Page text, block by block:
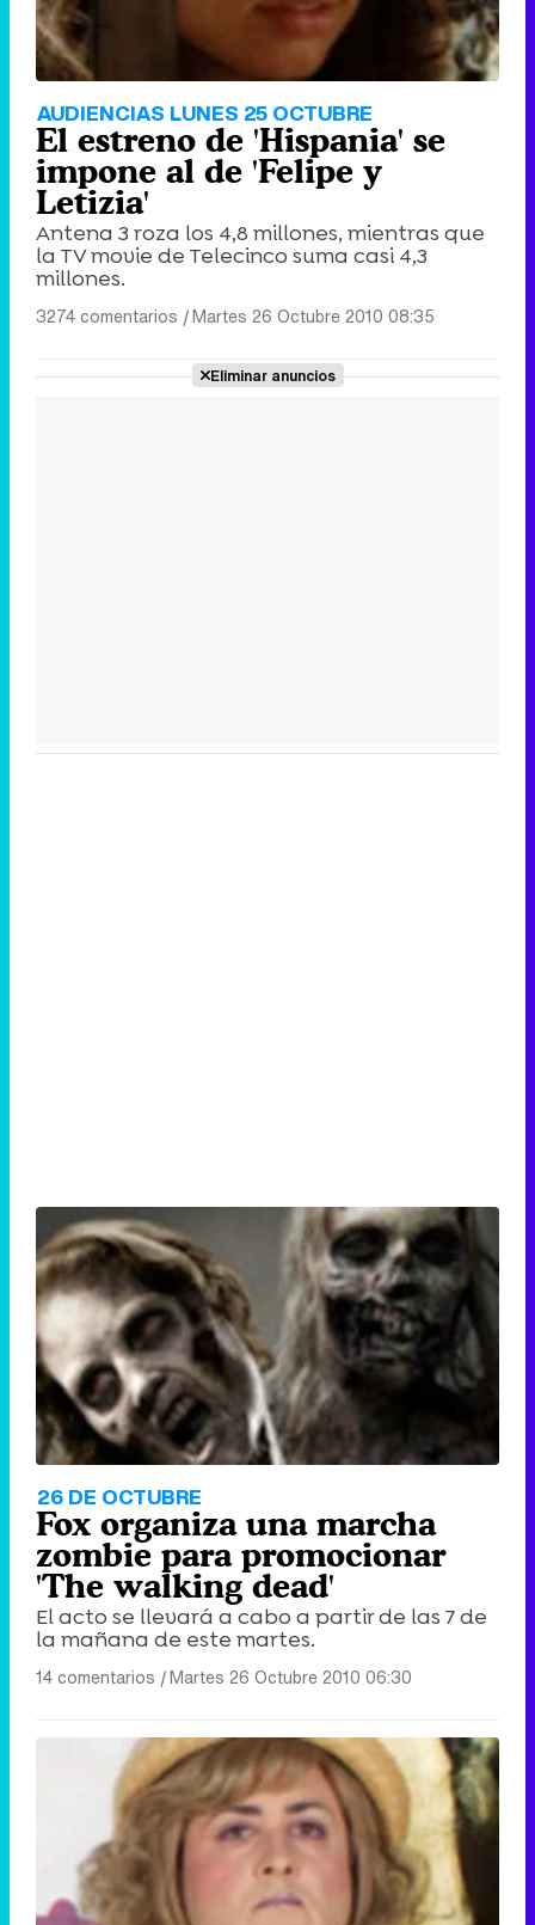
AUDIENCIAS LUNES 25 OCTUBRE
El estreno de 'Hispania' se
impone al de 'Felipe y
Letizia'
Antena 3 roza los 4,8 millones, mientras que
la TV movie de Telecinco suma casi 4,3
millones.
3274 comentarios |Martes 26 Octubre 2010 08:35
Eliminar anuncios
26 DE OCTUBRE
Fox organiza una marcha
zombie para promocionar
'The walking dead'
El acto se llevará a cabo a partir de las 7 de
la mañana de este martes.
14 comentarios |Martes 26 Octubre 2010 06:30